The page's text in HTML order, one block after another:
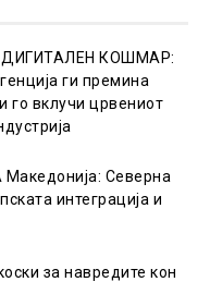
КОШМАР:
ги премина
го вклучи црвениот
Северна
интеграција и
за навредите кон